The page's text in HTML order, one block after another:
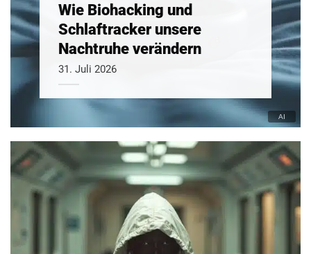
Wie Biohacking und
Schlaftracker unsere
Nachtruhe verändern
31. Juli 2026